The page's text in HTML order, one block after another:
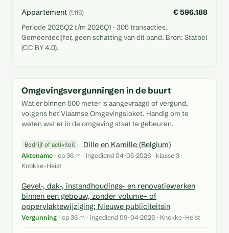
Appartement (1.116) € 596.188
Periode 2025Q2 t/m 2026Q1 · 305 transacties.
Gemeentecijfer, geen schatting van dit pand. Bron: Statbel
(CC BY 4.0).
Omgevingsvergunningen in de buurt
Wat er binnen 500 meter is aangevraagd of vergund,
volgens het Vlaamse Omgevingsloket. Handig om te
weten wat er in de omgeving staat te gebeuren.
Bedrijf of activiteit Dille en Kamille (Belgium)
Aktename · op 36 m · ingediend 04-05-2026 · klasse 3 ·
Knokke-Heist
Gevel-, dak-, instandhoudings- en renovatiewerken
binnen een gebouw, zonder volume- of
oppervlaktewijziging; Nieuwe publiciteitsin
Vergunning · op 36 m · ingediend 09-04-2026 · Knokke-Heist